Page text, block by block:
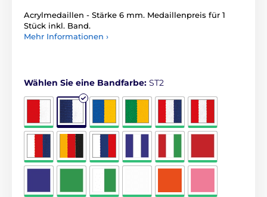
Acrylmedaillen - Stärke 6 mm. Medaillenpreis für 1
Stück inkl. Band.
Mehr Informationen ›
Wählen Sie eine Bandfarbe: ST2